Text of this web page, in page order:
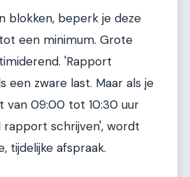
blokken, beperk je deze
een minimum. Grote
'Rapport
een zware last. Maar als je
van 09:00 tot 10:30 uur
rapport schrijven', wordt
tijdelijke afspraak.